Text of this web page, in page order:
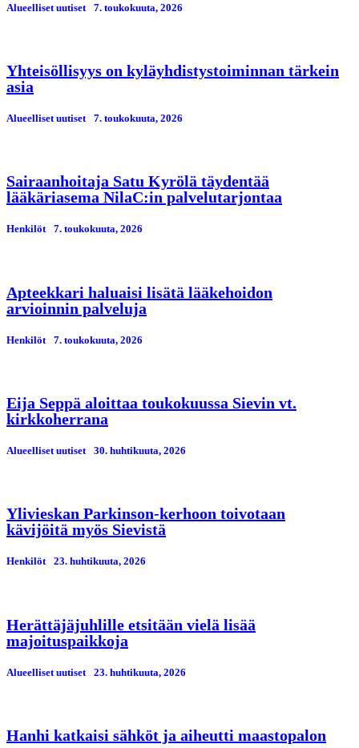
Alueelliset uutiset 7. toukokuuta, 2026
Yhteisöllisyys on kyläyhdistystoiminnan tärkein
asia
Alueelliset uutiset 7. toukokuuta, 2026
Sairaanhoitaja Satu Kyrölä täydentää
lääkäriasema NilaC:in palvelutarjontaa
Henkilöt 7. toukokuuta, 2026
Apteekkari haluaisi lisätä lääkehoidon
arvioinnin palveluja
Henkilöt 7. toukokuuta, 2026
Eija Seppä aloittaa toukokuussa Sievin vt.
kirkkoherrana
Alueelliset uutiset 30. huhtikuuta, 2026
Ylivieskan Parkinson-kerhoon toivotaan
kävijöitä myös Sievistä
Henkilöt 23. huhtikuuta, 2026
Herättäjäjuhlille etsitään vielä lisää
majoituspaikkoja
Alueelliset uutiset 23. huhtikuuta, 2026
Hanhi katkaisi sähköt ja aiheutti maastopalon